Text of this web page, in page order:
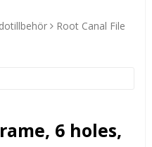
Root Canal File
6 holes,